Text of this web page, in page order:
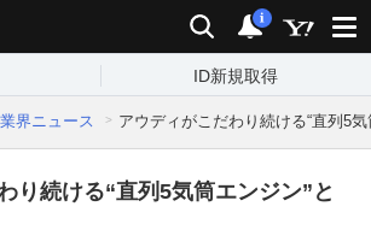
検索 通知
i
ID新規取得
業界ニュース アウディがこだわり続ける“直列5
り続ける“直列5気筒エンジン”と